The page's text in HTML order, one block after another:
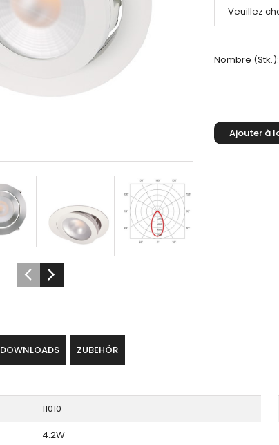
Nombre (Stk.):
DOWNLOADS ZUBEHÖR
11010
4.2W